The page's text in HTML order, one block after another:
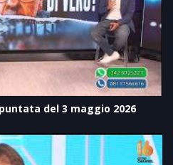
del 3 maggio 2026